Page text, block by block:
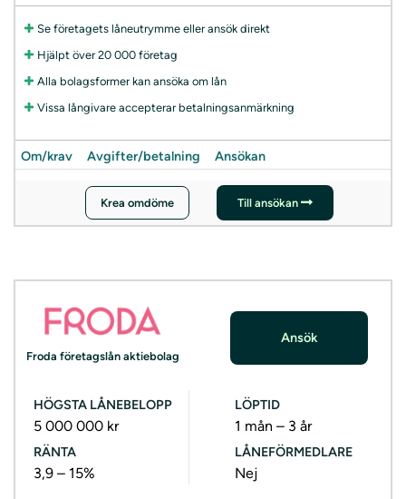
Se företagets låneutrymme eller ansök direkt
Hjälpt över 20 000 företag
Alla bolagsformer kan ansöka om lån
Vissa långivare accepterar betalningsanmärkning
Om/krav Avgifter/betalning Ansökan
Krea omdöme Till ansökan
Froda företagslån aktiebolag
Ansök
HÖGSTA LÅNEBELOPP
5 000 000 kr
LÖPTID
1 mån – 3 år
RÄNTA
3,9 – 15%
LÅNEFÖRMEDLARE
Nej